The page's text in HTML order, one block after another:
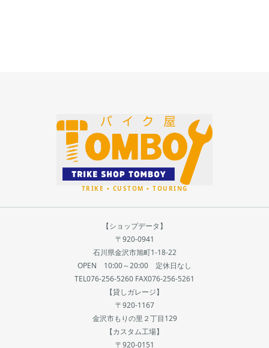
【ショップデータ】
〒920-0941
石川県金沢市旭町1-18-22
OPEN 10:00～20:00 定休日なし
TEL076-256-5260 FAX076-256-5261
【貸しガレージ】
〒920-1167
金沢市もりの里２丁目129
【カスタム工場】
〒920-0151